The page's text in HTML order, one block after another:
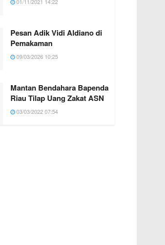
Pesan Adik Vidi Aldiano di
Pemakaman
09/03/2026 10:25
Mantan Bendahara Bapenda
Riau Tilap Uang Zakat ASN
03/03/2022 07:54